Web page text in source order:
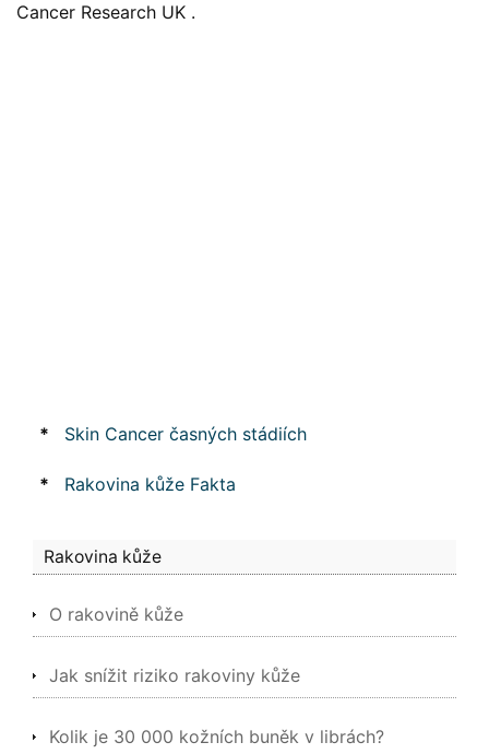
Cancer Research UK .
* Skin Cancer časných stádiích
* Rakovina kůže Fakta
Rakovina kůže
O rakovině kůže
Jak snížit riziko rakoviny kůže
Kolik je 30 000 kožních buněk v librách?